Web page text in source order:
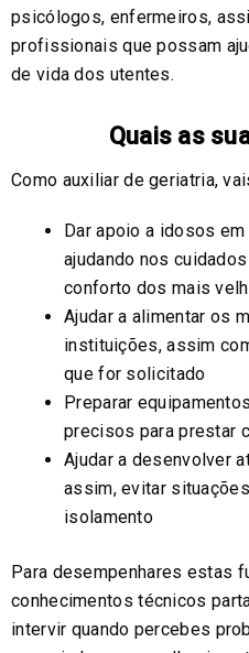
psicólogos, enfermeiros,
profissionais que possam
de vida dos utentes.
Quais as
Como auxiliar de geriatria,
Dar apoio a idosos
ajudando nos
conforto dos mais
Ajudar a alimentar os
instituições, assim
que for solicitado
Preparar
precisos para prestar
Ajudar a desenvolver
assim, evitar
isolamento
Para desempenhares estas
conhecimentos técnicos
intervir quando percebes